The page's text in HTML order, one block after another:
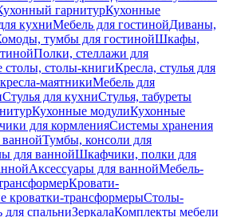
гарнитурКухонные
кухниМебель для гостинойДиваны,
тумбы для гостинойШкафы,
Полки, стеллажи для
столы-книгиКресла, стулья для
маятникиМебель для
Стулья для кухниСтулья, табуреты
Кухонные модулиКухонные
для кормленияСистемы хранения
Тумбы, консоли для
для ваннойШкафчики, полки для
Аксессуары для ваннойМебель-
Кровати-
кроватки-трансформерыСтолы-
для спальниЗеркалаКомплекты мебели